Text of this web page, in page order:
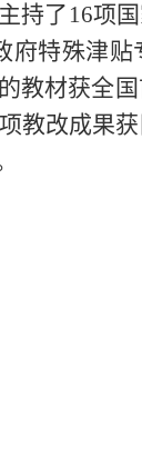
持了16项
特殊津
教材获全
教改成果